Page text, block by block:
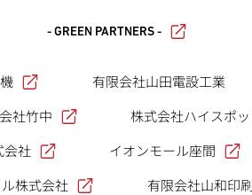
- GREEN PARTNERS -
有限会社山田電設工業
社竹中 株式会社ハイスポッ
会社 イオンモール座間
株式会社 有限会社山和印刷